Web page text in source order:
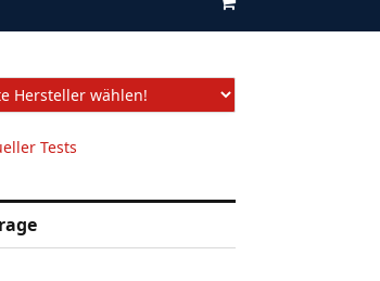
Einkaufswagen
Tests